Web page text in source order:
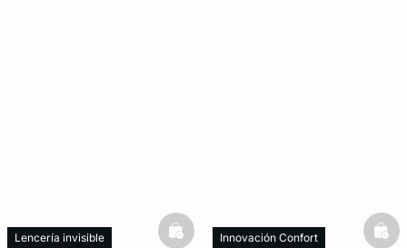
Lencería invisible
basketfullInnovación Confort